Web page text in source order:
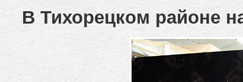
В Тихорецком районе